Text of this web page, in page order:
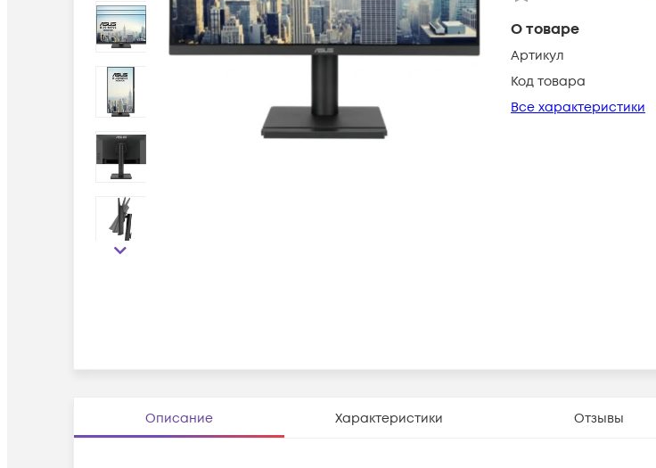
О товаре
Артикул
Код товара
Все характеристики
Описание Характеристики Отзывы